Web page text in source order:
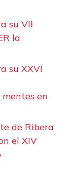
su VII
la
su XXVI
en
de Ribera
el XIV